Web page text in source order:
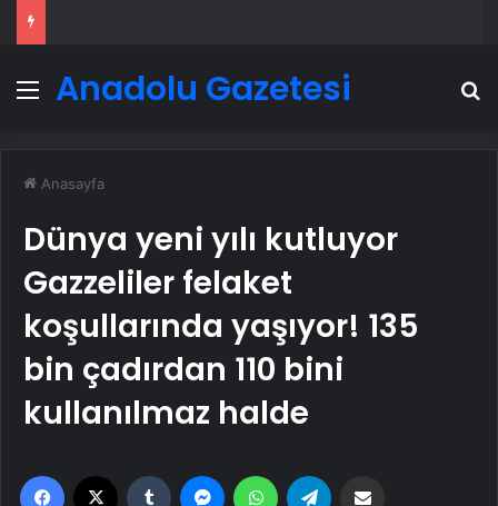
Menü
Anadolu Gazetesi
Anasayfa
Dünya yeni yılı kutluyor
Gazzeliler felaket
koşullarında yaşıyor! 135
bin çadırdan 110 bini
kullanılmaz halde
Facebook Tumblr MessengerWhatsApp